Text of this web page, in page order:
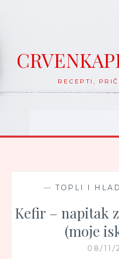
RECEPTI,
—TOPLI I
Kefir – napitak
(moje
08/11/